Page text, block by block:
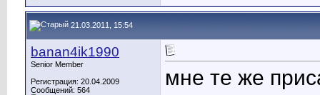
21.03.2011, 15:54
banan4ik1990
Senior Member
Регистрация: 20.04.2009
Сообщений: 564
мне те же